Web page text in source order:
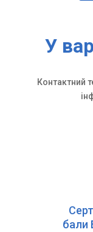
У
Контактний
бали